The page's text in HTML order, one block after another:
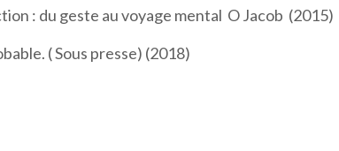
: du geste au voyage mental O Jacob (2015)
( Sous presse) (2018)